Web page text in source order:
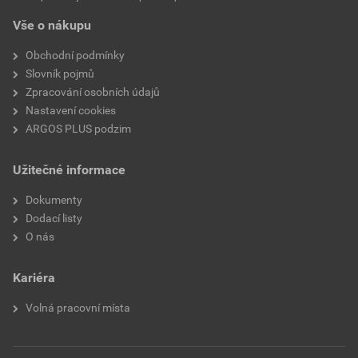
Vše o nákupu
Obchodní podmínky
Slovník pojmů
Zpracování osobních údajů
Nastavení cookies
ARGOS PLUS podzim
Užitečné informace
Dokumenty
Dodací listy
O nás
Kariéra
Volná pracovní místa